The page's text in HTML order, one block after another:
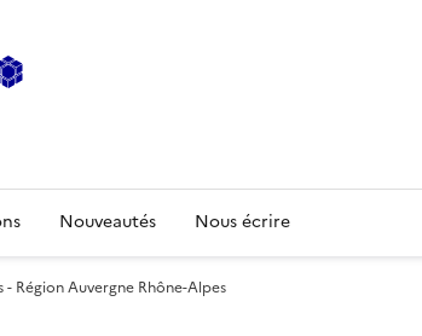
Nouveautés Nous écrire
Région Auvergne Rhône-Alpes